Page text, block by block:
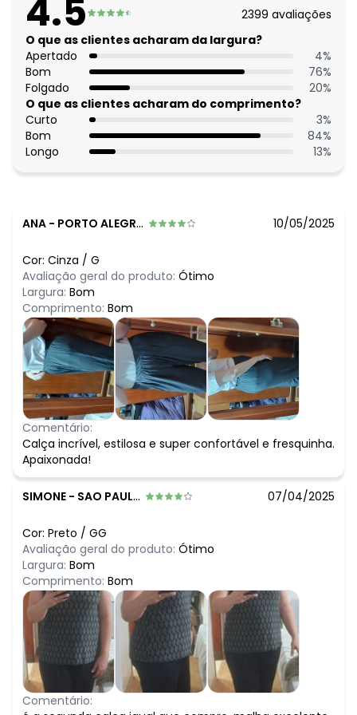
maio/2026 R$ 79,99
abril/2026 R$ 74,99
março/2026
fevereiro/2026 R$ 89,99
4.5 2399 avaliações
O que as clientes acharam da largura?
Apertado
4%
Bom
76%
Folgado
20%
O que as clientes acharam do comprimento?
Curto
3%
Bom
84%
Longo
13%
ANA - PORTO ALEGRE - RS 10/05/2025
Cor: Cinza / G
Avaliação geral do produto: Ótimo
Largura: Bom
Comprimento: Bom
Comentário:
Calça incrível, estilosa e super confortável e fresquinha.
Apaixonada!
SIMONE - SAO PAULO - SP 07/04/2025
Cor: Preto / GG
Avaliação geral do produto: Ótimo
Largura: Bom
Comprimento: Bom
Comentário: